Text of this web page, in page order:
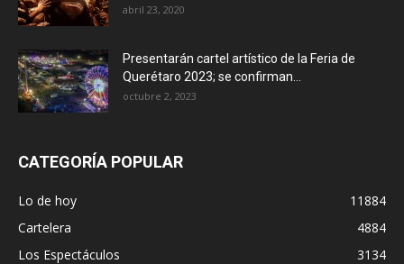
abril 23, 2020
Presentarán cartel artístico de la Feria de
Querétaro 2023; se confirman...
octubre 2, 2023
CATEGORÍA POPULAR
Lo de hoy
11884
Cartelera
4884
Los Espectáculos
3134